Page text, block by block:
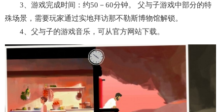
3、游戏完成时间：约50－60分钟。 父与子游戏中部分的特
殊场景，需要玩家通过实地拜访那不勒斯博物馆解锁。
4、父与子的游戏音乐，可从官方网站下载。